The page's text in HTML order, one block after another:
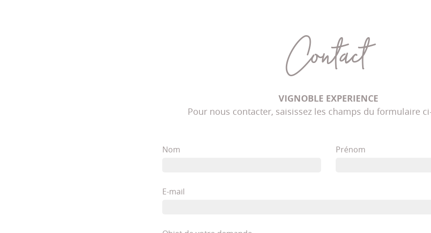
Contact
VIGNOBLE EXPERIENCE
Pour nous contacter, saisissez les champs du formulaire
Nom Prénom
E-mail